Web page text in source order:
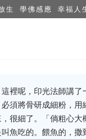
生 學佛感應 幸福人
裡呢，印光法師講了
須將骨研成細粉，用
很細了。「倘粗心大
魚吃的。餵魚的，撒